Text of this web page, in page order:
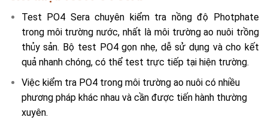
Test PO4 Sera chuyên kiểm tra nồng độ Photphate
trong môi trường nước, nhất là môi trường ao nuôi trồng
thủy sản. Bộ test PO4 gọn nhẹ, dễ sử dụng và cho kết
quả nhanh chóng, có thể test trực tiếp tại hiện trường.
Việc kiểm tra PO4 trong môi trường ao nuôi có nhiều
phương pháp khác nhau và cần được tiến hành thường
xuyên.